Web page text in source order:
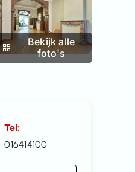
Bekijk alle
foto's
Tel:
016414100